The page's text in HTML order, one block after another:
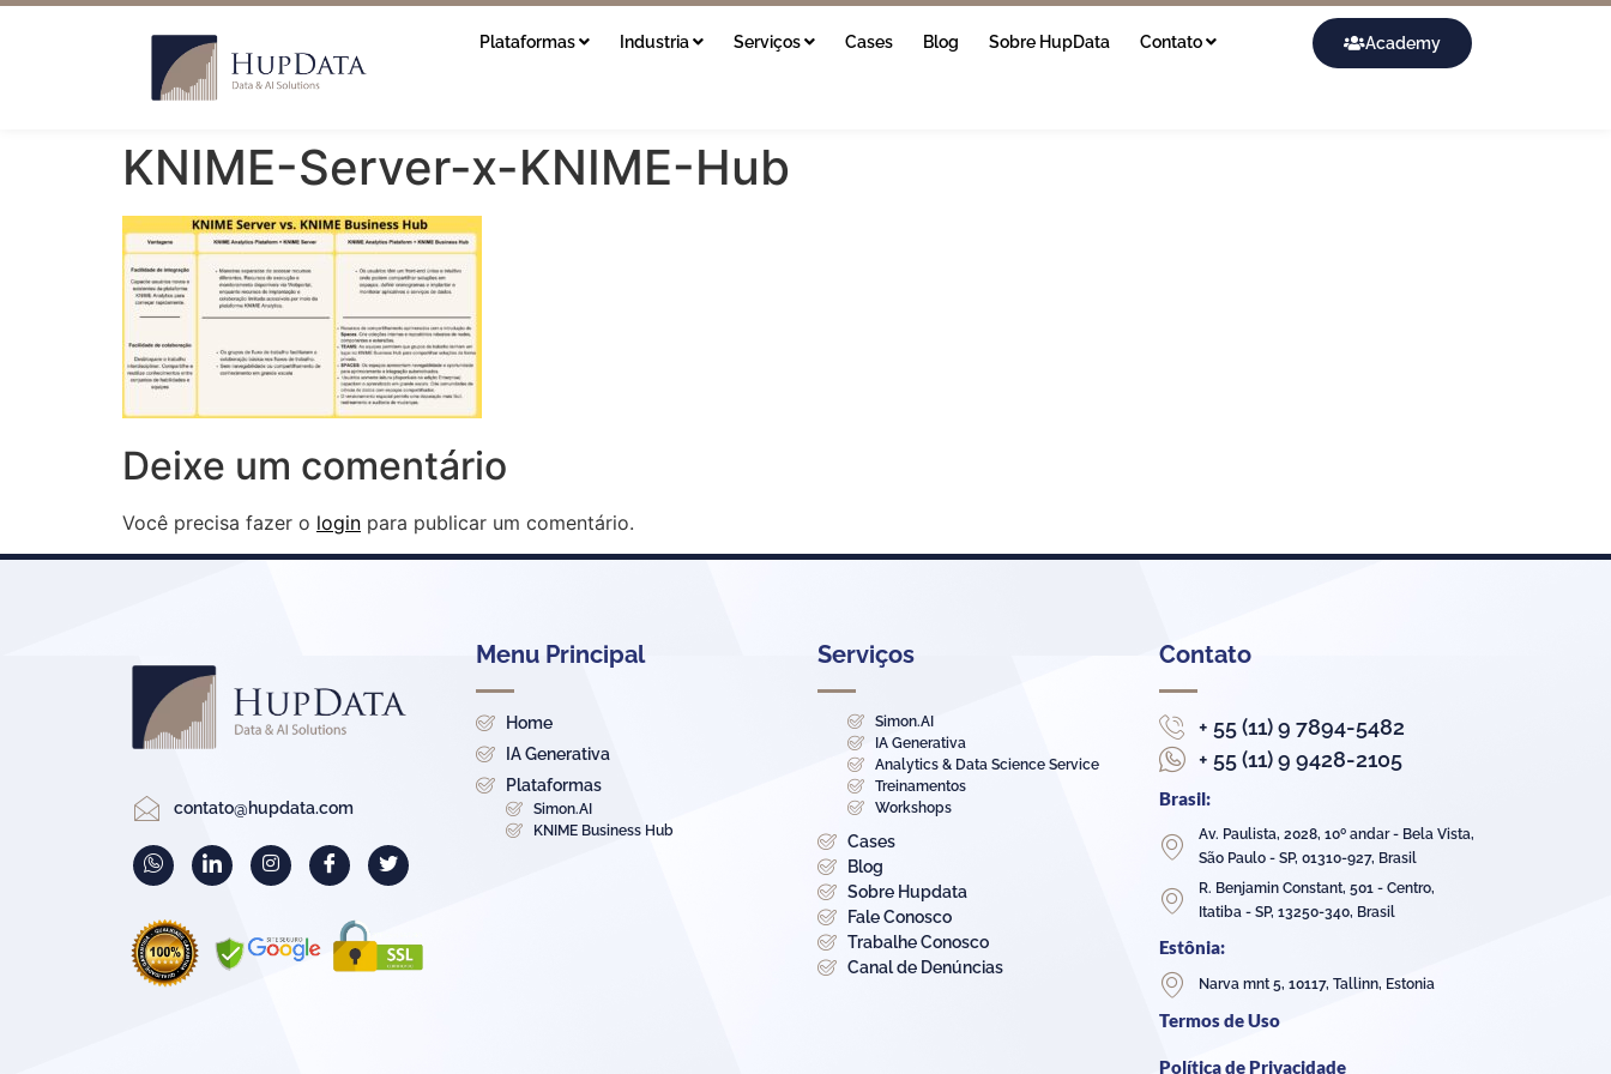
Plataformas Industria Serviços Cases Blog Sobre HupData Contato Academy
KNIME-Server-x-KNIME-Hub
Deixe um comentário
Você precisa fazer o login para publicar um comentário.
contato@hupdata.com
Menu Principal
Home
IA Generativa
Plataformas
Simon.AI
KNIME Business Hub
Serviços
Simon.AI
IA Generativa
Analytics & Data Science Service
Treinamentos
Workshops
Cases
Blog
Sobre Hupdata
Fale Conosco
Trabalhe Conosco
Canal de Denúncias
Contato
+ 55 (11) 9 7894-5482
+ 55 (11) 9 9428-2105
Brasil:
Av. Paulista, 2028, 10º andar - Bela Vista,
São Paulo - SP, 01310-927, Brasil
R. Benjamin Constant, 501 - Centro,
Itatiba - SP, 13250-340, Brasil
Estônia:
Narva mnt 5, 10117, Tallinn, Estonia
Termos de Uso
Política de Privacidade